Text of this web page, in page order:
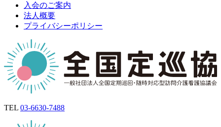
入会のご案内
法人概要
プライバシーポリシー
TEL 03-6630-7488